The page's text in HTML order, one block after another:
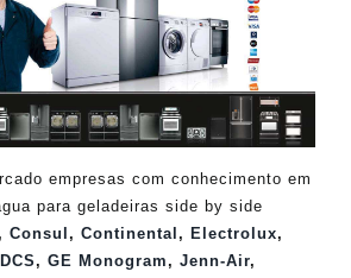
empresas com conhecimento em
para geladeiras side by side
, Consul , Continental , Electrolux,
DCS , GE Monogram , Jenn-Air,